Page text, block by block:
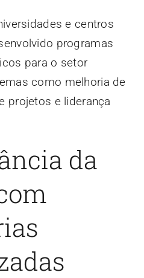
e centros
programas
para o setor
como melhoria de
projetos e liderança
da